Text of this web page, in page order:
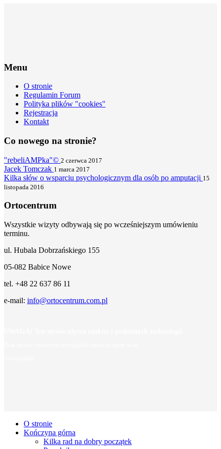
Menu
O stronie
Regulamin Forum
Polityka plików "cookies"
Rejestracja
Kontakt
Co nowego na stronie?
"rebeliAMPka"© 2 czerwca 2017
Jacek Tomczak 1 marca 2017
Kilka słów o wsparciu psychologicznym dla osób po amputacji 15
listopada 2016
Ortocentrum
Wszystkie wizyty odbywają się po wcześniejszym umówieniu
terminu.
ul. Hubala Dobrzańskiego 155
05-082 Babice Nowe
tel. +48 22 637 86 11
e-mail: info@ortocentrum.com.pl
O stronie
Kończyna górna
Kilka rad na dobry początek